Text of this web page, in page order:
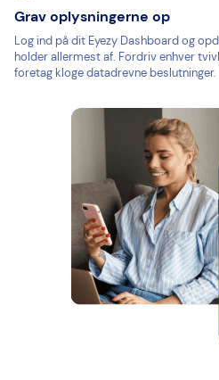
Grav oplysningerne op
Log ind på dit Eyezy Dashboard og
holder allermest af. Fordriv enhver
foretag kloge datadrevne beslutninger.